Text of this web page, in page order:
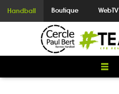
Handball Boutique WebTV